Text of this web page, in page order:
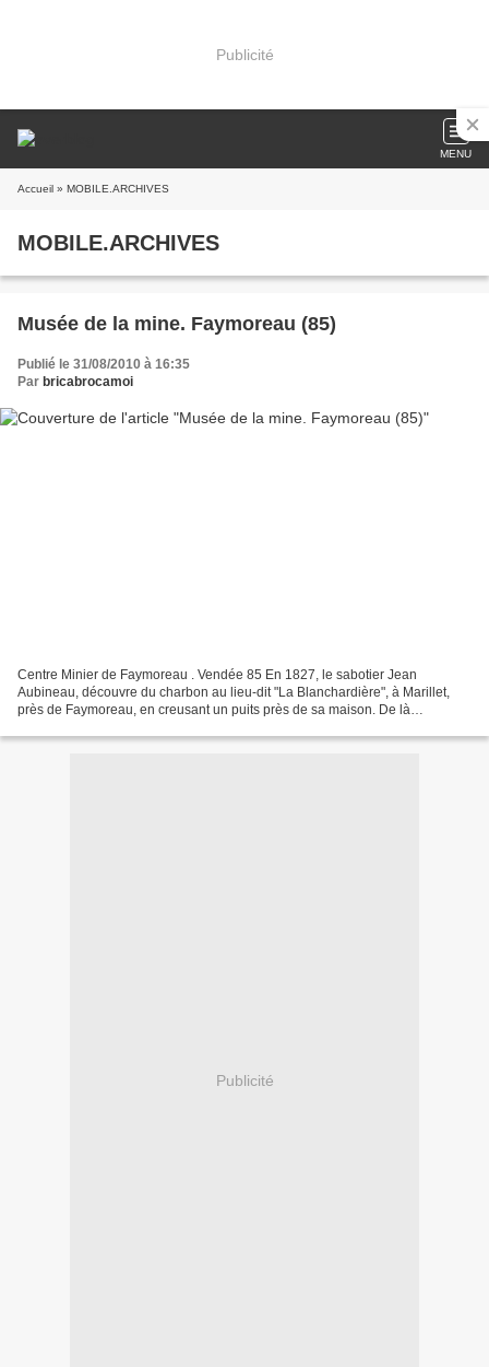
Publicité
MENU
Accueil » MOBILE.ARCHIVES
MOBILE.ARCHIVES
Musée de la mine. Faymoreau (85)
Publié le 31/08/2010 à 16:35
Par bricabrocamoi
Centre Minier de Faymoreau . Vendée 85 En 1827, le sabotier Jean
Aubineau, découvre du charbon au lieu-dit "La Blanchardière", à Marillet,
près de Faymoreau, en creusant un puits près de sa maison. De là
Publicité